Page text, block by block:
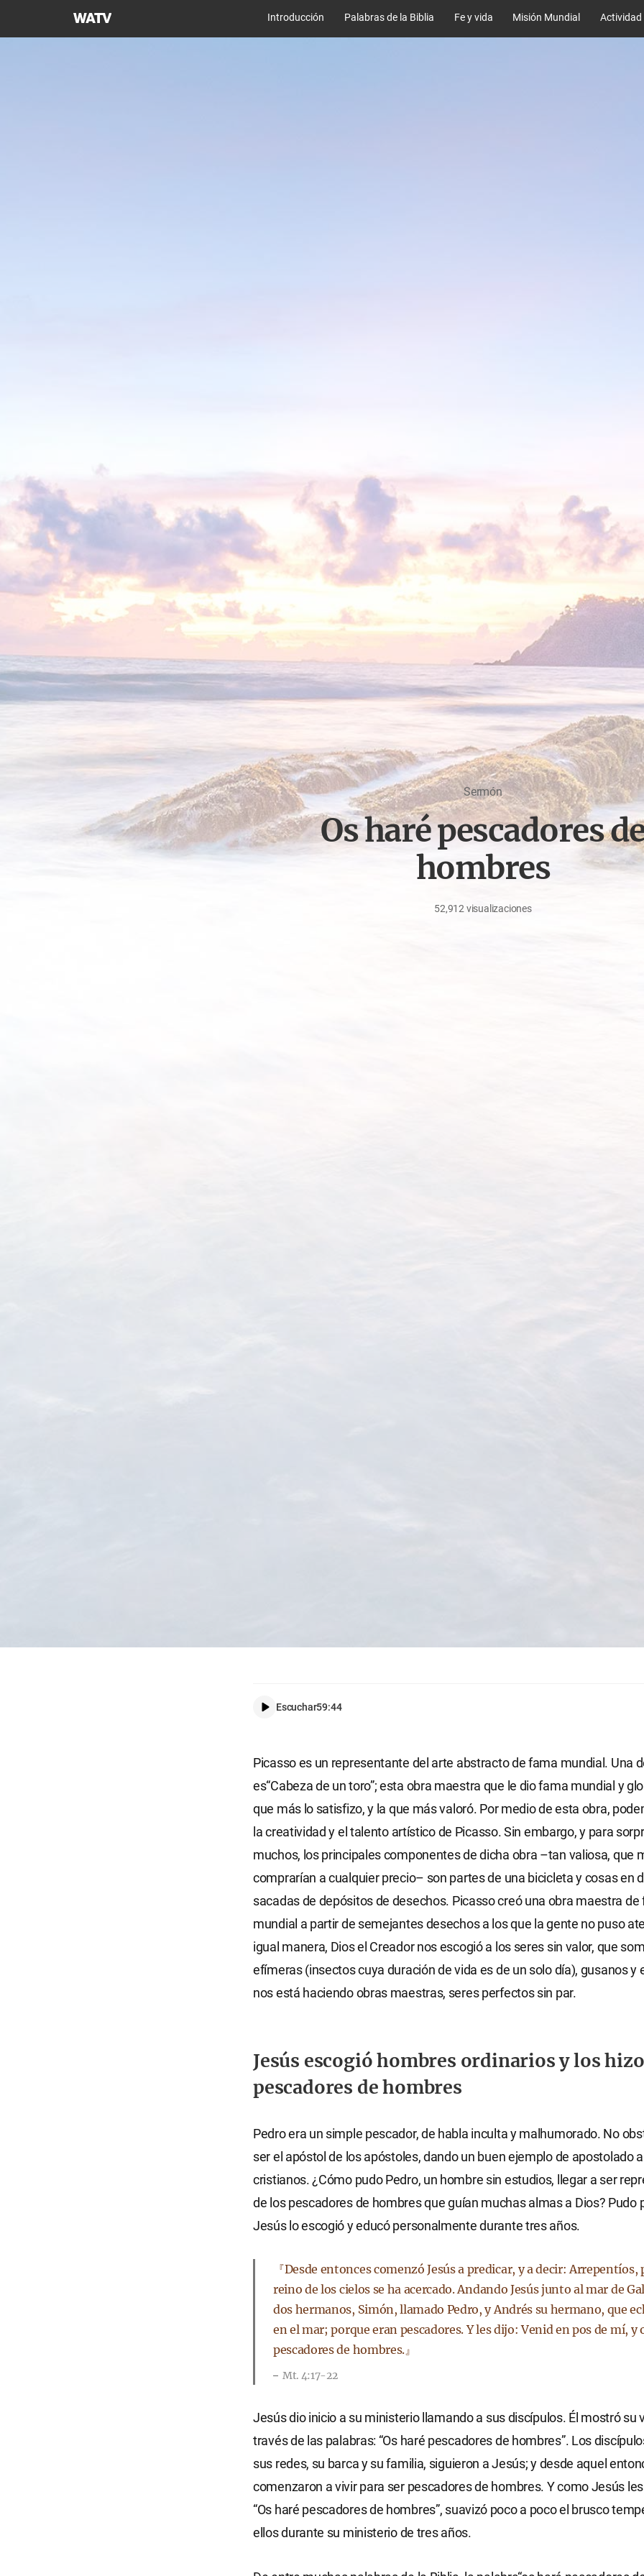
Iglesia
Introducción Palabras de la Biblia Fe y vida Misión Mundial Actividad
Sermón
Os haré pescadores
hombres
mayo
52,912 visualizaciones
Escuchar59:44
Picasso es un representante del arte abstracto de fama mundial. Una
es“Cabeza de un toro”; esta obra maestra que le dio fama mundial y
que más lo satisfizo, y la que más valoró. Por medio de esta obra,
la creatividad y el talento artístico de Picasso. Sin embargo, y para
muchos, los principales componentes de dicha obra –tan valiosa, que
comprarían a cualquier precio– son partes de una bicicleta y cosas en
sacadas de depósitos de desechos. Picasso creó una obra maestra de
mundial a partir de semejantes desechos a los que la gente no puso
igual manera, Dios el Creador nos escogió a los seres sin valor, que
efímeras (insectos cuya duración de vida es de un solo día), gusanos y
nos está haciendo obras maestras, seres perfectos sin par.
Jesús escogió hombres ordinarios y los hizo
pescadores de hombres
Pedro era un simple pescador, de habla inculta y malhumorado. No
ser el apóstol de los apóstoles, dando un buen ejemplo de apostolado
cristianos. ¿Cómo pudo Pedro, un hombre sin estudios, llegar a ser
de los pescadores de hombres que guían muchas almas a Dios? Pudo
Jesús lo escogió y educó personalmente durante tres años.
『Desde entonces comenzó Jesús a predicar, y a decir: Arrepentíos,
reino de los cielos se ha acercado. Andando Jesús junto al mar de
dos hermanos, Simón, llamado Pedro, y Andrés su hermano, que
en el mar; porque eran pescadores. Y les dijo: Venid en pos de mí, y
pescadores de hombres.』
Mt. 4:17-22
Jesús dio inicio a su ministerio llamando a sus discípulos. Él mostró su
través de las palabras: “Os haré pescadores de hombres”. Los
sus redes, su barca y su familia, siguieron a Jesús; y desde aquel
comenzaron a vivir para ser pescadores de hombres. Y como Jesús
“Os haré pescadores de hombres”, suavizó poco a poco el brusco
ellos durante su ministerio de tres años.